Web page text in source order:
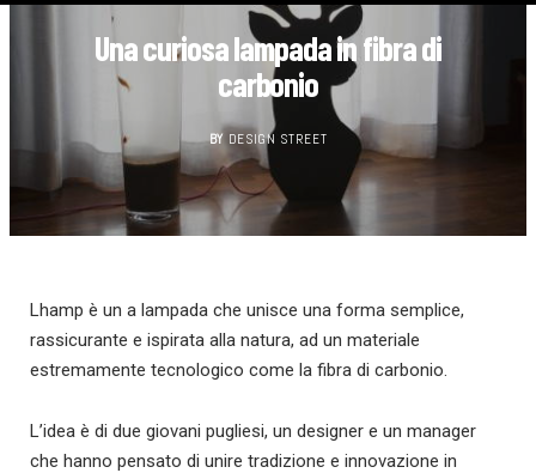
Una curiosa lampada in fibra di
carbonio
BY DESIGN STREET
Lhamp è un a lampada che unisce una forma semplice,
rassicurante e ispirata alla natura, ad un materiale
estremamente tecnologico come la fibra di carbonio.
L’idea è di due giovani pugliesi, un designer e un manager
che hanno pensato di unire tradizione e innovazione in